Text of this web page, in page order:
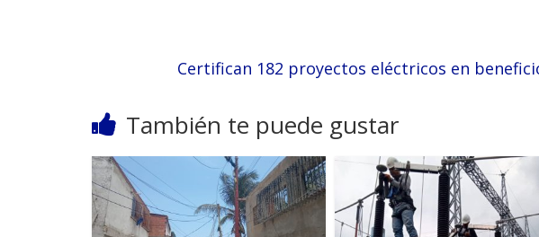
Certifican 182 proyectos eléctricos en
También te puede gustar